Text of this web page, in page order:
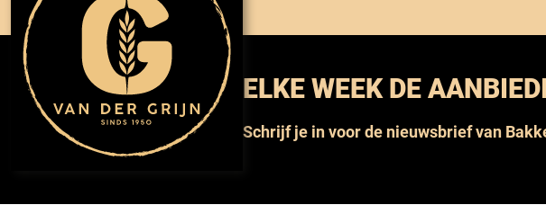
ELKE WEEK DE
Schrijf je in voor de nieuwsbrief van